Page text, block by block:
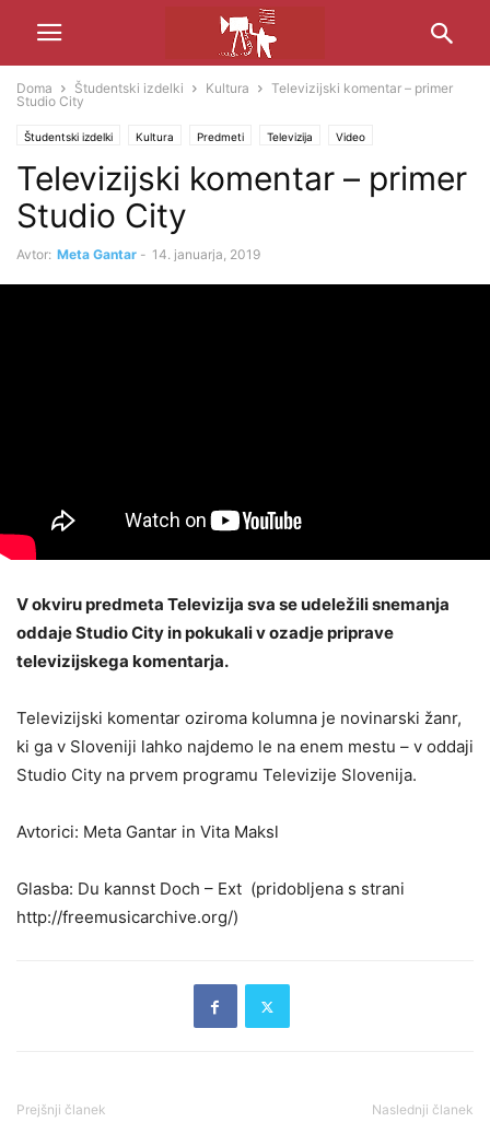
Doma Študentski izdelki Kultura
Televizijski komentar – primer
Studio City
Študentski izdelki Kultura Predmeti Televizija Video
Televizijski komentar – primer
Studio City
Avtor: Meta Gantar - 14. januarja, 2019
V okviru predmeta Televizija sva se udeležili snemanja
oddaje Studio City in pokukali v ozadje priprave
televizijskega komentarja.
Televizijski komentar oziroma kolumna je novinarski žanr,
ki ga v Sloveniji lahko najdemo le na enem mestu – v oddaji
Studio City na prvem programu Televizije Slovenija.
Avtorici: Meta Gantar in Vita Maksl
Glasba: Du kannst Doch – Ext (pridobljena s strani
http://freemusicarchive.org/)
Prejšnji članek Naslednji članek